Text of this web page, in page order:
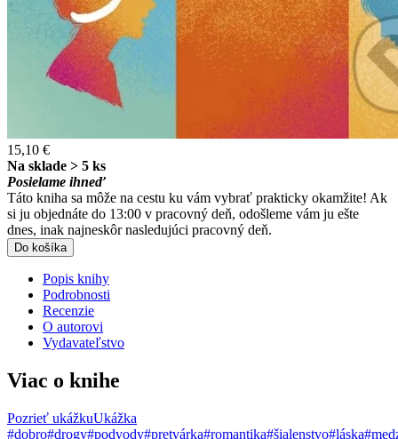
15,10 €
Na sklade > 5 ks
Posielame ihneď
Táto kniha sa môže na cestu ku vám vybrať prakticky okamžite! Ak
si ju objednáte do 13:00 v pracovný deň, odošleme vám ju ešte
dnes, inak najneskôr nasledujúci pracovný deň.
Do košíka
Popis knihy
Podrobnosti
Recenzie
O autorovi
Vydavateľstvo
Viac o knihe
Pozrieť ukážkuUkážka
#dobro#drogy#podvody#pretvárka#romantika#šialenstvo#láska